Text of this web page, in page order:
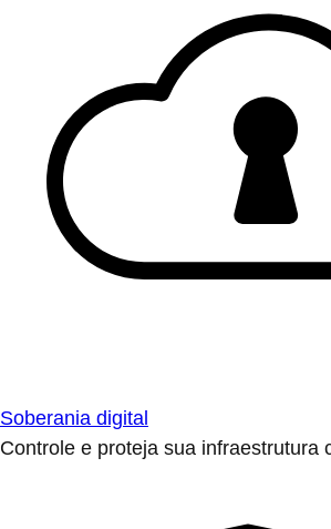
Soberania digital
Controle e proteja sua infraestrutura